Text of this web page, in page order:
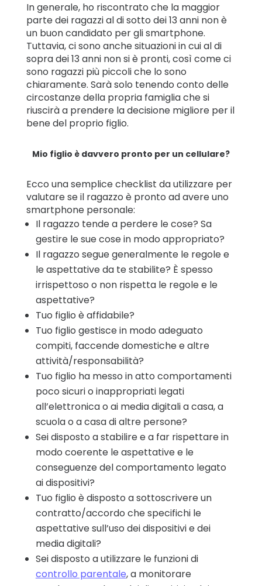
In generale, ho riscontrato che la maggior
parte dei ragazzi al di sotto dei 13 anni non è
un buon candidato per gli smartphone.
Tuttavia, ci sono anche situazioni in cui al di
sopra dei 13 anni non si è pronti, così come ci
sono ragazzi più piccoli che lo sono
chiaramente. Sarà solo tenendo conto delle
circostanze della propria famiglia che si
riuscirà a prendere la decisione migliore per il
bene del proprio figlio.
Mio figlio è davvero pronto per un cellulare?
Ecco una semplice checklist da utilizzare per
valutare se il ragazzo è pronto ad avere uno
smartphone personale:
Il ragazzo tende a perdere le cose? Sa
gestire le sue cose in modo appropriato?
Il ragazzo segue generalmente le regole e
le aspettative da te stabilite? È spesso
irrispettoso o non rispetta le regole e le
aspettative?
Tuo figlio è affidabile?
Tuo figlio gestisce in modo adeguato
compiti, faccende domestiche e altre
attività/responsabilità?
Tuo figlio ha messo in atto comportamenti
poco sicuri o inappropriati legati
all’elettronica o ai media digitali a casa, a
scuola o a casa di altre persone?
Sei disposto a stabilire e a far rispettare in
modo coerente le aspettative e le
conseguenze del comportamento legato
ai dispositivi?
Tuo figlio è disposto a sottoscrivere un
contratto/accordo che specifichi le
aspettative sull’uso dei dispositivi e dei
media digitali?
Sei disposto a utilizzare le funzioni di
controllo parentale, a monitorare